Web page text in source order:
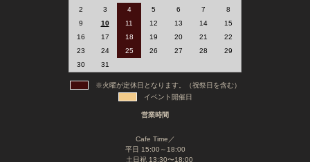
2
3 4 5 6 7
8
9
10 11 12 13 14
15
16
17 18 19 20 21
22
23
24 25 26 27 28
29
30
31
※火曜が定休日となります。（祝祭日を含む）
イベント開催日
営業時間
Cafe Time／
平日 15:00～18:00
土日祝 13:30〜18:00